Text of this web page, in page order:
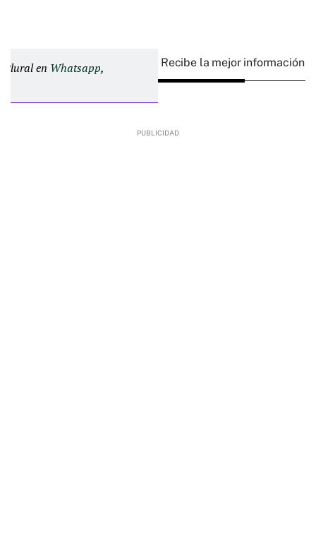
Plural en Whatsapp, Recibe la mejor información